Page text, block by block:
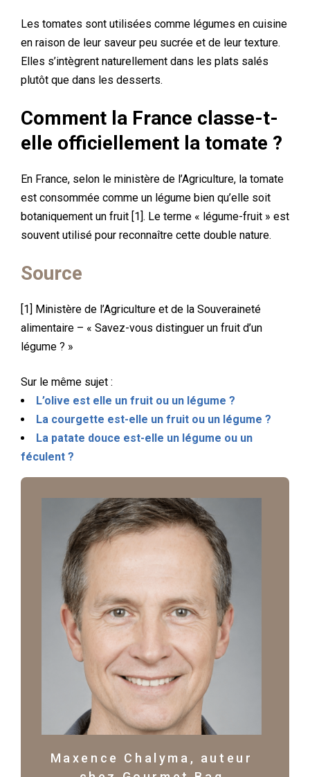
Les tomates sont utilisées comme légumes en cuisine
en raison de leur saveur peu sucrée et de leur texture.
Elles s’intègrent naturellement dans les plats salés
plutôt que dans les desserts.
Comment la France classe-t-
elle officiellement la tomate ?
En France, selon le ministère de l’Agriculture, la tomate
est consommée comme un légume bien qu’elle soit
botaniquement un fruit [1]. Le terme « légume-fruit » est
souvent utilisé pour reconnaître cette double nature.
Source
[1] Ministère de l’Agriculture et de la Souveraineté
alimentaire – « Savez-vous distinguer un fruit d’un
légume ? »
Sur le même sujet :
L’olive est elle un fruit ou un légume ?
La courgette est-elle un fruit ou un légume ?
La patate douce est-elle un légume ou un
féculent ?
Maxence Chalyma, auteur